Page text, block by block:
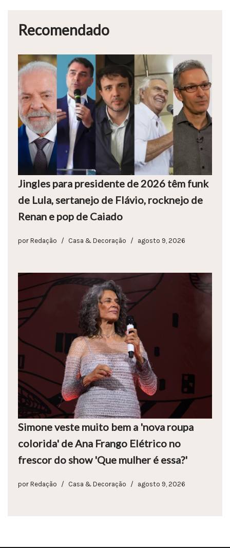
Recomendado
Jingles para presidente de 2026 têm funk
de Lula, sertanejo de Flávio, rocknejo de
Renan e pop de Caiado
por Redação Casa & Decoração agosto 9, 2026
Simone veste muito bem a 'nova roupa
colorida' de Ana Frango Elétrico no
frescor do show 'Que mulher é essa?'
por Redação Casa & Decoração agosto 9, 2026